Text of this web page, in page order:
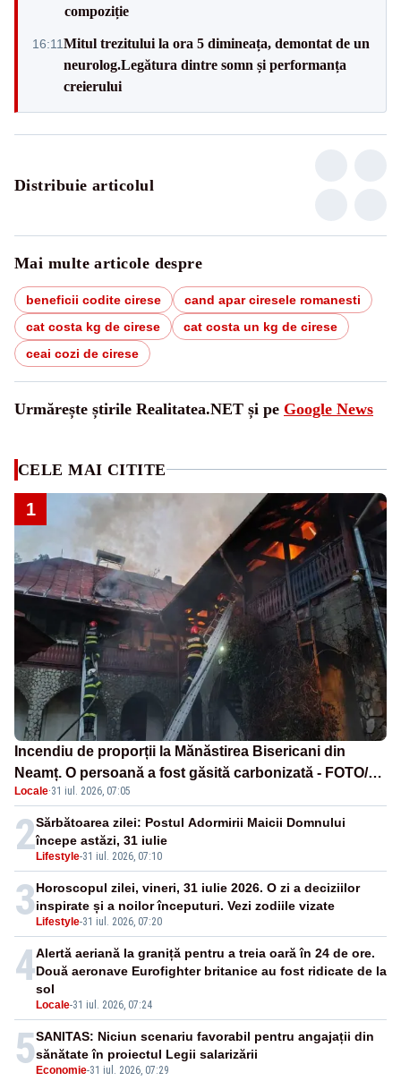
compoziție
16:11Mitul trezitului la ora 5 dimineața, demontat de un
neurolog.Legătura dintre somn și performanța
creierului
Distribuie articolul
Mai multe articole despre
beneficii codite cirese
cand apar ciresele romanesti
cat costa kg de cirese
cat costa un kg de cirese
ceai cozi de cirese
Urmărește știrile Realitatea.NET și pe Google News
CELE MAI CITITE
1
Incendiu de proporții la Mănăstirea Bisericani din
Neamț. O persoană a fost găsită carbonizată - FOTO/
VIDEO
Locale·31 iul. 2026, 07:05
2 Lifestyle-31 iul. 2026, 07:10
Sărbătoarea zilei: Postul Adormirii Maicii Domnului
începe astăzi, 31 iulie
3 Lifestyle-31 iul. 2026, 07:20
Horoscopul zilei, vineri, 31 iulie 2026. O zi a deciziilor
inspirate și a noilor începuturi. Vezi zodiile vizate
4
Locale-31 iul. 2026, 07:24
Alertă aeriană la graniță pentru a treia oară în 24 de ore.
Două aeronave Eurofighter britanice au fost ridicate de la
sol
5 Economie-31 iul. 2026, 07:29
SANITAS: Niciun scenariu favorabil pentru angajații din
sănătate în proiectul Legii salarizării